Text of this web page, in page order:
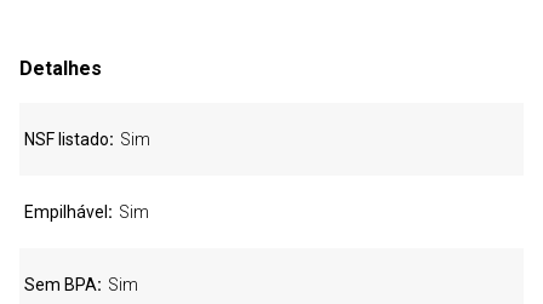
Detalhes
NSF listado Sim
Empilhável Sim
Sem BPA Sim